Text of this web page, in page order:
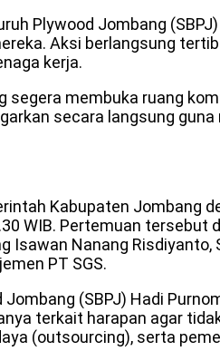
Plywood Jombang
Aksi berlangsung
kerja.
membuka ruang
secara langsung
Kabupaten Jombang
WIB. Pertemuan tersebut
Nanang Risdiyanto,
PT SGS.
(SBPJ) Hadi
terkait harapan agar
(outsourcing), serta